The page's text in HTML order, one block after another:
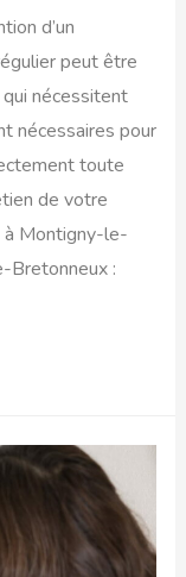
d’un
peut être
nécessitent
nécessaires pour
toute
de votre
à Montigny-le-
: